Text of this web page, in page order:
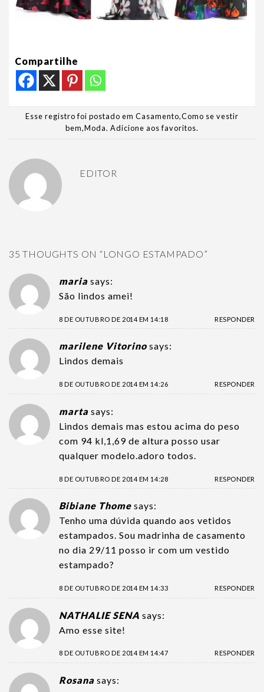
Compartilhe
Esse registro foi postado em Casamento,Como se vestir
bem,Moda. Adicione aos favoritos.
EDITOR
35 THOUGHTS ON “LONGO ESTAMPADO”
maria says:
São lindos amei!
8 DE OUTUBRO DE 2014 EM 14:18 RESPONDER
marilene Vitorino says:
Lindos demais
8 DE OUTUBRO DE 2014 EM 14:26 RESPONDER
marta says:
Lindos demais mas estou acima do peso
com 94 kl,1,69 de altura posso usar
qualquer modelo.adoro todos.
8 DE OUTUBRO DE 2014 EM 14:28 RESPONDER
Bibiane Thome says:
Tenho uma dúvida quando aos vetidos
estampados. Sou madrinha de casamento
no dia 29/11 posso ir com um vestido
estampado?
8 DE OUTUBRO DE 2014 EM 14:33 RESPONDER
NATHALIE SENA says:
Amo esse site!
8 DE OUTUBRO DE 2014 EM 14:47 RESPONDER
Rosana says: